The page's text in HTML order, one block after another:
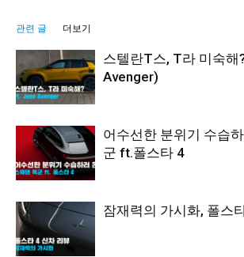
관련 글 더보기
스텔란T스, T라 미숙
Avenger)
어수선한 분위기 수습
군 ft.폴스타 4
잠재력의 가시화, 폴스